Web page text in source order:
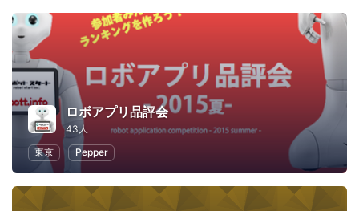
ロボアプリ品評会
43人
東京
Pepper